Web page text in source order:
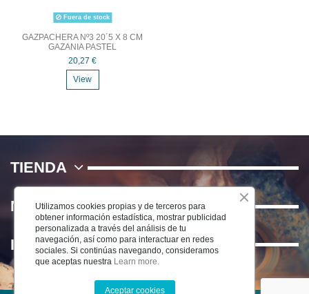
Fuera de stock
GAZPACHERA Nº3 20´5 X 8 CM
GAZANIA PASTEL
20,27 €
View
TIENDA
NOSOTROS
INFORMACIÓN
Utilizamos cookies propias y de terceros para
obtener información estadística, mostrar publicidad
personalizada a través del análisis de tu
navegación, así como para interactuar en redes
sociales. Si continúas navegando, consideramos
que aceptas nuestra Learn more.
Aceptar cookies